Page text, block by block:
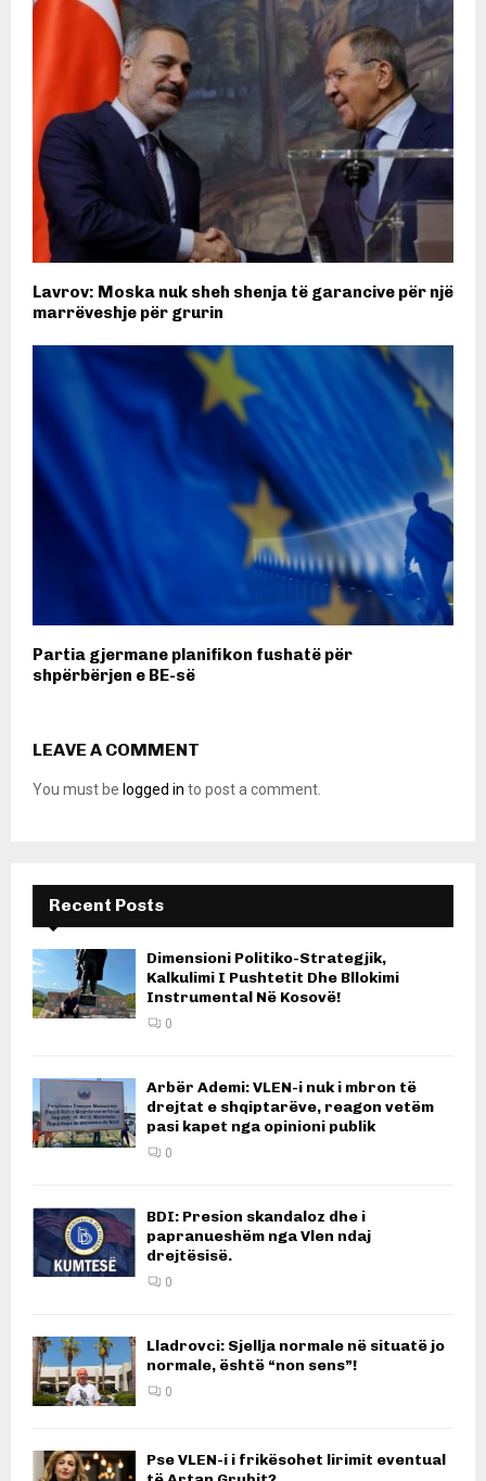
Lavrov: Moska nuk sheh shenja të garancive për një
marrëveshje për grurin
Partia gjermane planifikon fushatë për
shpërbërjen e BE-së
LEAVE A COMMENT
You must be logged in to post a comment.
Recent Posts
Dimensioni Politiko-Strategjik,
Kalkulimi I Pushtetit Dhe Bllokimi
Instrumental Në Kosovë!
0
Arbër Ademi: VLEN-i nuk i mbron të
drejtat e shqiptarëve, reagon vetëm
pasi kapet nga opinioni publik
0
BDI: Presion skandaloz dhe i
papranueshëm nga Vlen ndaj
drejtësisë.
0
Lladrovci: Sjellja normale në situatë jo
normale, është “non sens”!
0
Pse VLEN-i i frikësohet lirimit eventual